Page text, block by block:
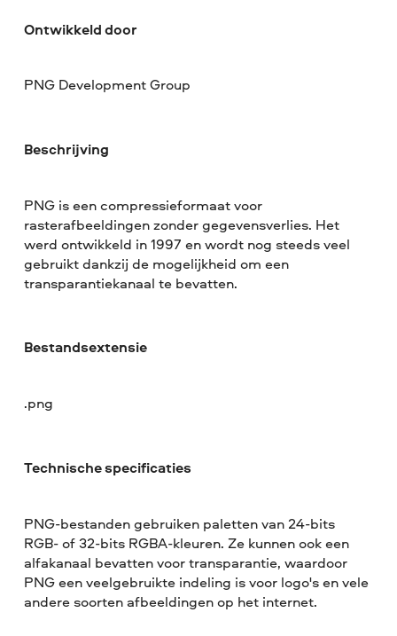
Ontwikkeld door
PNG Development Group
Beschrijving
PNG is een compressieformaat voor
rasterafbeeldingen zonder gegevensverlies. Het
werd ontwikkeld in 1997 en wordt nog steeds veel
gebruikt dankzij de mogelijkheid om een
transparantiekanaal te bevatten.
Bestandsextensie
.png
Technische specificaties
PNG-bestanden gebruiken paletten van 24-bits
RGB- of 32-bits RGBA-kleuren. Ze kunnen ook een
alfakanaal bevatten voor transparantie, waardoor
PNG een veelgebruikte indeling is voor logo's en vele
andere soorten afbeeldingen op het internet.